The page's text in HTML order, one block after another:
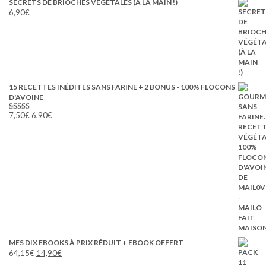
SECRETS DE BRIOCHES VÉGÉTALES (À LA MAIN !)
6,90€
15 RECETTES INÉDITES SANS FARINE + 2 BONUS - 100% FLOCONS
D'AVOINE
Note5.00
7,50€Le
6,90€
MES DIX EBOOKS À PRIX RÉDUIT + EBOOK OFFERT
64,15€ Le
14,90€